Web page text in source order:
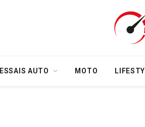
ESSAIS AUTO MOTO